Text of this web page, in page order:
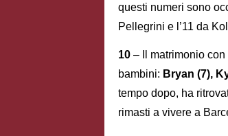
questi numeri sono
Pellegrini e l’11 da
10 – Il matrimonio con
bambini: Bryan (7),
tempo dopo, ha
rimasti a vivere a